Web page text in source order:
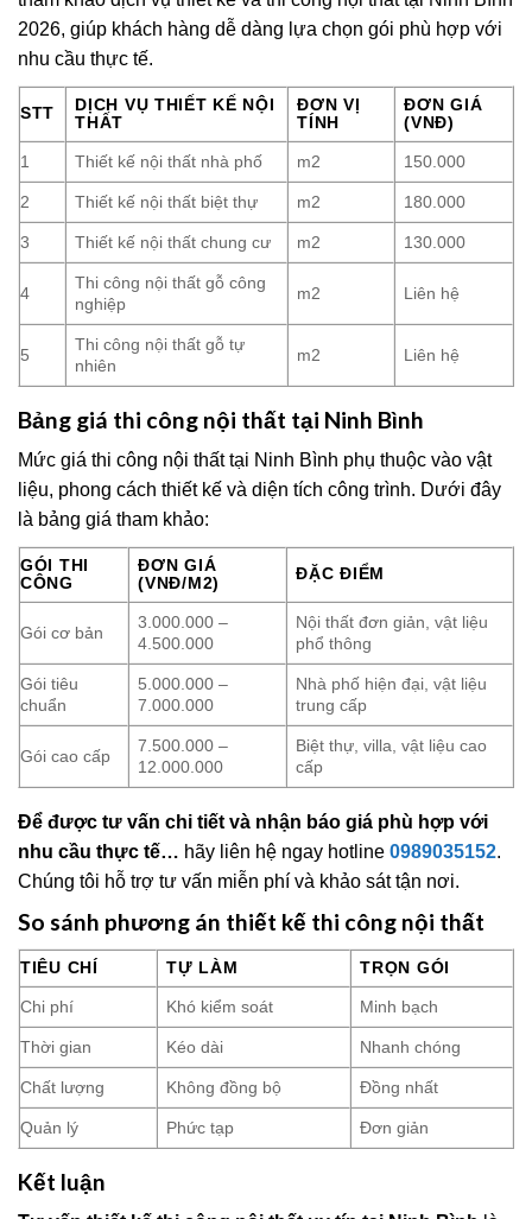
2026, giúp khách hàng dễ dàng lựa chọn gói phù hợp với
nhu cầu thực tế.
STT
DỊCH VỤ THIẾT KẾ NỘI
THẤT
ĐƠN VỊ
TÍNH
ĐƠN GIÁ
(VNĐ)
1 Thiết kế nội thất nhà phố m2 150.000
2 Thiết kế nội thất biệt thự m2 180.000
3 Thiết kế nội thất chung cư m2 130.000
4
Thi công nội thất gỗ công
nghiệp
m2 Liên hệ
5
Thi công nội thất gỗ tự
nhiên
m2 Liên hệ
Bảng giá thi công nội thất tại Ninh Bình
Mức giá thi công nội thất tại Ninh Bình phụ thuộc vào vật
liệu, phong cách thiết kế và diện tích công trình. Dưới đây
là bảng giá tham khảo:
GÓI THI
CÔNG
ĐƠN GIÁ
(VNĐ/M2)
ĐẶC ĐIỂM
Gói cơ bản
3.000.000 –
4.500.000
Nội thất đơn giản, vật liệu
phổ thông
Gói tiêu
chuẩn
5.000.000 –
7.000.000
Nhà phố hiện đại, vật liệu
trung cấp
Gói cao cấp
7.500.000 –
12.000.000
Biệt thự, villa, vật liệu cao
cấp
Để được tư vấn chi tiết và nhận báo giá phù hợp với
nhu cầu thực tế… hãy liên hệ ngay hotline 0989035152.
Chúng tôi hỗ trợ tư vấn miễn phí và khảo sát tận nơi.
So sánh phương án thiết kế thi công nội thất
TIÊU CHÍ TỰ LÀM TRỌN GÓI
Chi phí Khó kiểm soát Minh bạch
Thời gian Kéo dài Nhanh chóng
Chất lượng Không đồng bộ Đồng nhất
Quản lý Phức tạp Đơn giản
Kết luận